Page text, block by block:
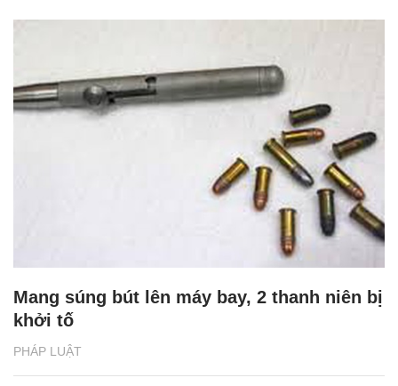
PHÁP LUẬT
Mang súng bút lên máy bay, 2 thanh niên bị
khởi tố